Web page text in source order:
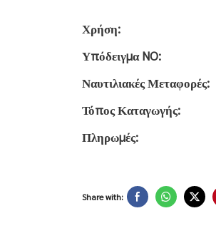
Χρήση:
Υπόδειγμα NO:
Ναυτιλιακές Μεταφορές:
Τόπος Καταγωγής:
Πληρωμές:
Share with: